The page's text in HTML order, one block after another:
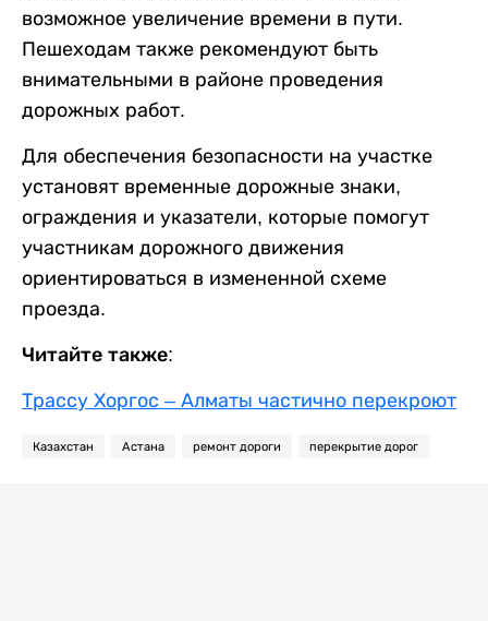
возможное увеличение времени в пути.
Пешеходам также рекомендуют быть
внимательными в районе проведения
дорожных работ.
Для обеспечения безопасности на участке
установят временные дорожные знаки,
ограждения и указатели, которые помогут
участникам дорожного движения
ориентироваться в измененной схеме
проезда.
Читайте также:
Трассу Хоргос – Алматы частично перекроют
Казахстан Астана ремонт дороги перекрытие дорог